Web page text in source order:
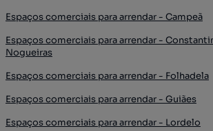
Espaços comerciais para arrendar - Campeã
Espaços comerciais para arrendar -
Nogueiras
Espaços comerciais para arrendar - Folhadela
Espaços comerciais para arrendar - Guiães
Espaços comerciais para arrendar - Lordelo